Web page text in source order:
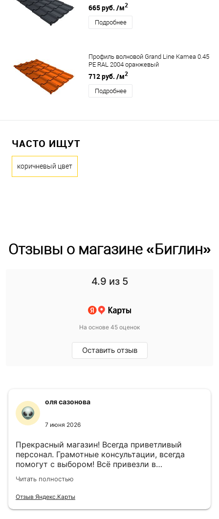
665 руб. /м2
Подробнее
Профиль волновой Grand Line Kamea 0.45
PE RAL 2004 оранжевый
712 руб. /м2
Подробнее
ЧАСТО ИЩУТ
коричневый цвет
Отзывы о магазине «Биглин»
4.9 из 5
На основе 45 оценок
Оставить отзыв
оля сазонова
7 июня 2026
Прекрасный магазин! Всегда приветливый
персонал. Грамотные консультации, всегда
помогут с выбором! Всё привезли в
назначенный день!
Читать полностью
Отзыв Яндекс.Карты